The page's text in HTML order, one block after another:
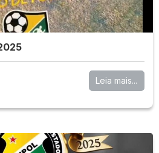
Leia mais...